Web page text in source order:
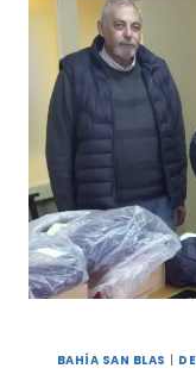
EN
DE
LA
CIUDAD
BAHÍA SAN BLAS